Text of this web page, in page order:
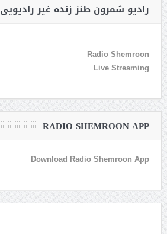
رادیو شمرون طنز زنده غیر رادیویی
Radio Shemroon
Live Streaming
RADIO SHEMROON APP
Download Radio Shemroon App